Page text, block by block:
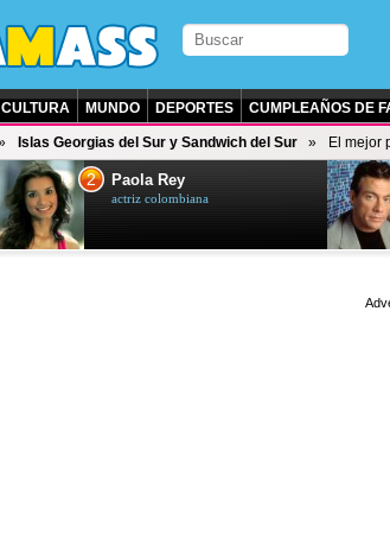
CULTURA MUNDO DEPORTES CUMPLEAÑOS DE
Islas Georgias del Sur y Sandwich del Sur El mejor
2 Paola Rey
actriz colombiana